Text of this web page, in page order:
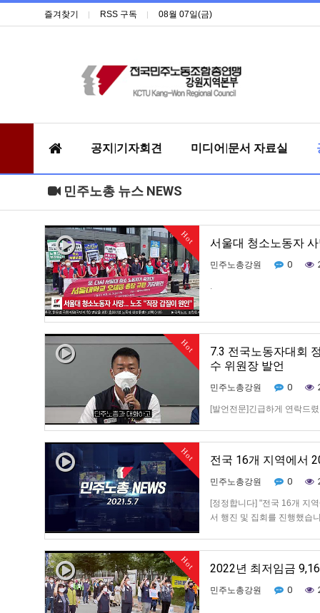
즐겨찾기 RSS 구독 08월 07일(금)
공지|기자회견 미디어|문서 자료실
민주노총 뉴스 NEWS
Hot 서울대 청소노동자
민주노총강원 0
.
Hot
7.3 전국노동자대회
수 위원장 발언
민주노총강원 0
[발언전문]긴급하게 연락드
Hot 전국 16개 지역에서
민주노총강원 0
[정정합니다] "전국 16개 지
서 행진 및 집회를 진행했습
Hot 2022년 최저임금
민주노총강원 0